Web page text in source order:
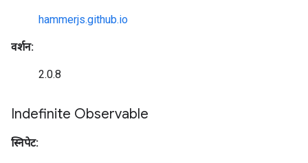
hammerjs.github.io
वर्शन:
2.0.8
Indefinite Observable
स्निपेट: